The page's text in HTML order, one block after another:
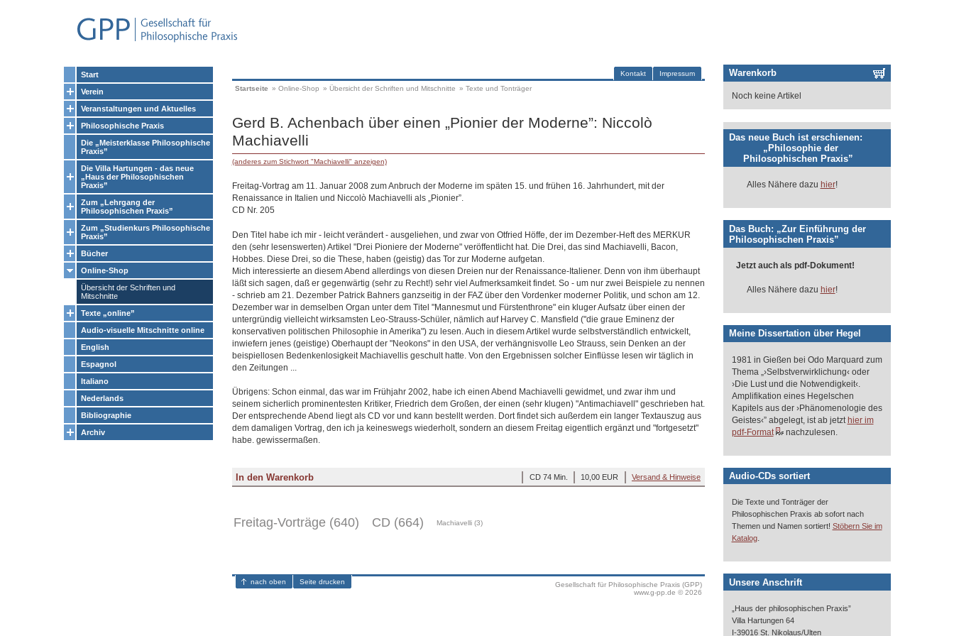
Start
Verein
Veranstaltungen und Aktuelles
Philosophische Praxis
Die „Meisterklasse Philosophische
Praxis”
Die Villa Hartungen - das neue
„Haus der Philosophischen
Praxis”
Zum „Lehrgang der
Philosophischen Praxis”
Zum „Studienkurs Philosophische
Praxis”
Bücher
Online-Shop
Übersicht der Schriften und
Mitschnitte
Texte „online”
Audio-visuelle Mitschnitte online
English
Espagnol
Italiano
Nederlands
Bibliographie
Archiv
Impressum
Kontakt
Startseite » Online-Shop » Übersicht der Schriften und Mitschnitte » Texte und Tonträger
Gerd B. Achenbach über einen „Pionier der Moderne”: Niccolò
Machiavelli
(anderes zum Stichwort "Machiavelli" anzeigen)
Freitag-Vortrag am 11. Januar 2008 zum Anbruch der Moderne im späten 15. und frühen 16. Jahrhundert, mit der
Renaissance in Italien und Niccolò Machiavelli als „Pionier”.
CD Nr. 205
Den Titel habe ich mir - leicht verändert - ausgeliehen, und zwar von Otfried Höffe, der im Dezember-Heft des MERKUR
den (sehr lesenswerten) Artikel "Drei Pioniere der Moderne" veröffentlicht hat. Die Drei, das sind Machiavelli, Bacon,
Hobbes. Diese Drei, so die These, haben (geistig) das Tor zur Moderne aufgetan.
Mich interessierte an diesem Abend allerdings von diesen Dreien nur der Renaissance-Italiener. Denn von ihm überhaupt
läßt sich sagen, daß er gegenwärtig (sehr zu Recht!) sehr viel Aufmerksamkeit findet. So - um nur zwei Beispiele zu nennen
- schrieb am 21. Dezember Patrick Bahners ganzseitig in der FAZ über den Vordenker moderner Politik, und schon am 12.
Dezember war in demselben Organ unter dem Titel "Mannesmut und Fürstenthrone" ein kluger Aufsatz über einen der
untergründig vielleicht wirksamsten Leo-Strauss-Schüler, nämlich auf Harvey C. Mansfield ("die graue Eminenz der
konservativen politischen Philosophie in Amerika") zu lesen. Auch in diesem Artikel wurde selbstverständlich entwickelt,
inwiefern jenes (geistige) Oberhaupt der "Neokons" in den USA, der verhängnisvolle Leo Strauss, sein Denken an der
beispiellosen Bedenkenlosigkeit Machiavellis geschult hatte. Von den Ergebnissen solcher Einflüsse lesen wir täglich in
den Zeitungen ...
Übrigens: Schon einmal, das war im Frühjahr 2002, habe ich einen Abend Machiavelli gewidmet, und zwar ihm und
seinem sicherlich prominentesten Kritiker, Friedrich dem Großen, der einen (sehr klugen) "Antimachiavell" geschrieben hat.
Der entsprechende Abend liegt als CD vor und kann bestellt werden. Dort findet sich außerdem ein langer Textauszug aus
dem damaligen Vortrag, den ich ja keineswegs wiederholt, sondern an diesem Freitag eigentlich ergänzt und "fortgesetzt"
habe. gewissermaßen.
Versand & Hinweise
10,00 EUR
CD 74 Min.
Freitag-Vorträge (640) CD (664) Machiavelli (3)
Gesellschaft für Philosophische Praxis (GPP)
www.g-pp.de © 2026
nach oben Seite drucken
Warenkorb
Noch keine Artikel
Das neue Buch ist erschienen:
„Philosophie der
Philosophischen Praxis”
Alles Nähere dazu hier!
Das Buch: „Zur Einführung der
Philosophischen Praxis”
Jetzt auch als pdf-Dokument!
Alles Nähere dazu hier!
Meine Dissertation über Hegel
1981 in Gießen bei Odo Marquard zum
Thema „›Selbstverwirklichung‹ oder
›Die Lust und die Notwendigkeit‹.
Amplifikation eines Hegelschen
Kapitels aus der ›Phänomenologie des
Geistes‹” abgelegt, ist ab jetzt hier im
pdf-Format
nachzulesen.
Audio-CDs sortiert
Die Texte und Tonträger der
Philosophischen Praxis ab sofort nach
Themen und Namen sortiert! Stöbern Sie im
Katalog.
Unsere Anschrift
„Haus der philosophischen Praxis”
Villa Hartungen 64
I-39016 St. Nikolaus/Ulten